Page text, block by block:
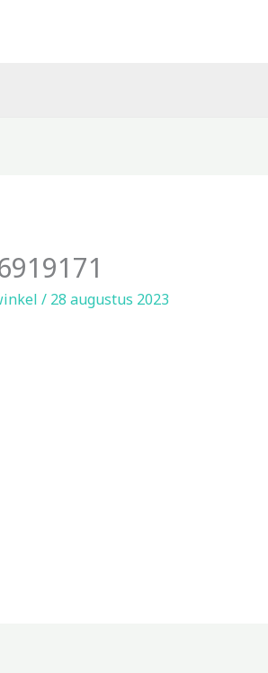
/ 28 augustus 2023